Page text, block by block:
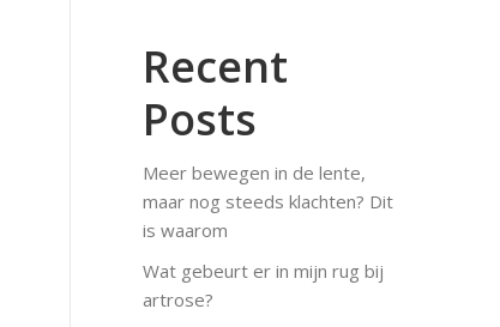
Recent
Posts
Meer bewegen in de lente,
maar nog steeds klachten? Dit
is waarom
Wat gebeurt er in mijn rug bij
artrose?